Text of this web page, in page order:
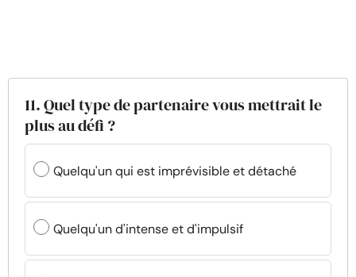
11. Quel type de partenaire vous mettrait le
plus au défi ?
Quelqu'un qui est imprévisible et détaché
Quelqu'un d'intense et d'impulsif